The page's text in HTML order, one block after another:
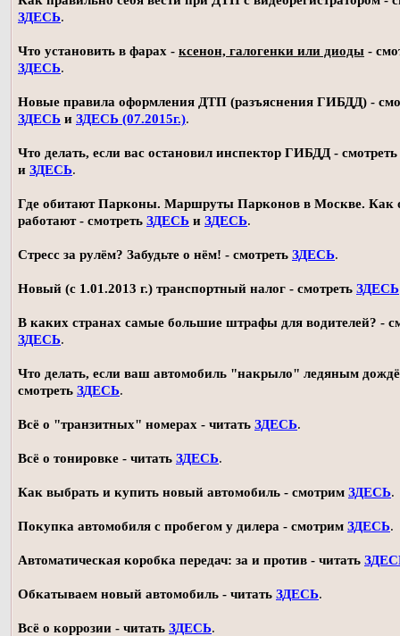
ЗДЕСЬ.
Что установить в фарах - ксенон, галогенки или диоды -
ЗДЕСЬ.
Новые правила оформления ДТП (разъяснения ГИБДД) -
ЗДЕСЬ и ЗДЕСЬ (07.2015г.).
Что делать, если вас остановил инспектор ГИБДД - смотреть
и ЗДЕСЬ.
Где обитают Парконы. Маршруты Парконов в Москве. Как
работают - смотреть ЗДЕСЬ и ЗДЕСЬ.
Стресс за рулём? Забудьте о нём! - смотреть ЗДЕСЬ.
Новый (с 1.01.2013 г.) транспортный налог - смотреть ЗДЕСЬ
В каких странах самые большие штрафы для водителей? -
ЗДЕСЬ.
Что делать, если ваш автомобиль "накрыло" ледяным
смотреть ЗДЕСЬ.
Всё о "транзитных" номерах - читать ЗДЕСЬ.
Всё о тонировке - читать ЗДЕСЬ.
Как выбрать и купить новый автомобиль - смотрим ЗДЕСЬ.
Покупка автомобиля с пробегом у дилера - смотрим ЗДЕСЬ.
Автоматическая коробка передач: за и против - читать
Обкатываем новый автомобиль - читать ЗДЕСЬ.
Всё о коррозии - читать ЗДЕСЬ.